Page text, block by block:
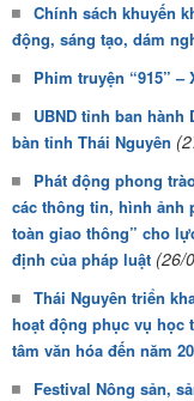
Chính sách khuyến
động, sáng tạo, dám
Phim truyện “915”
UBND tỉnh ban
bàn tỉnh Thái Nguyên
Phát động phong
các thông tin, hình ảnh
toàn giao thông” cho
định của pháp luật (26/
Thái Nguyên triển
hoạt động phục vụ học
tâm văn hóa đến năm
Festival Nông sản,